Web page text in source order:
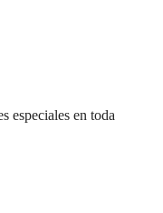
especiales en toda